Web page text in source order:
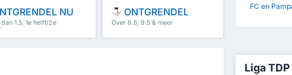
NU
1.5, 1e helft/2e
meer
ONTGRENDEL
Over 8.5, 9.5 & meer
FC en
Liga